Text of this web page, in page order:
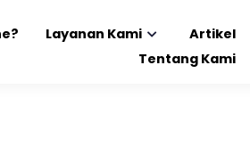
Layanan Kami
Artikel
Tentang Kami